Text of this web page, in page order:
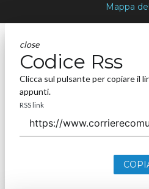
Mappa
close
Codice Rss
Clicca sul pulsante per copiare il
appunti.
RSS link